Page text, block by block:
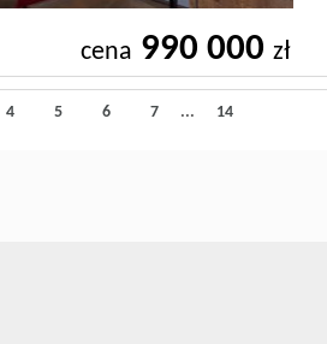
cena 990 000 zł
4 5 6 7 ... 14